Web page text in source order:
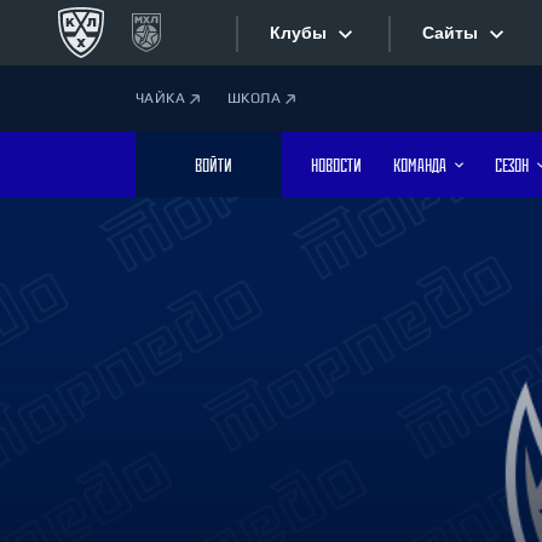
Клубы
Дивизион Боброва
Лада
Сайты
Текстовые
Фотобанк
ЧАЙКА ШКОЛА
ВОЙТИ НОВОСТИ КОМАНДА СЕЗОН